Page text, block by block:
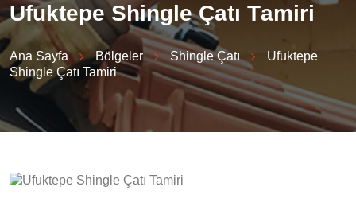
Ufuktepe Shingle Çatı Tamiri
Ana Sayfa Bölgeler Shingle Çatı
Ufuktepe
Shingle Çatı Tamiri